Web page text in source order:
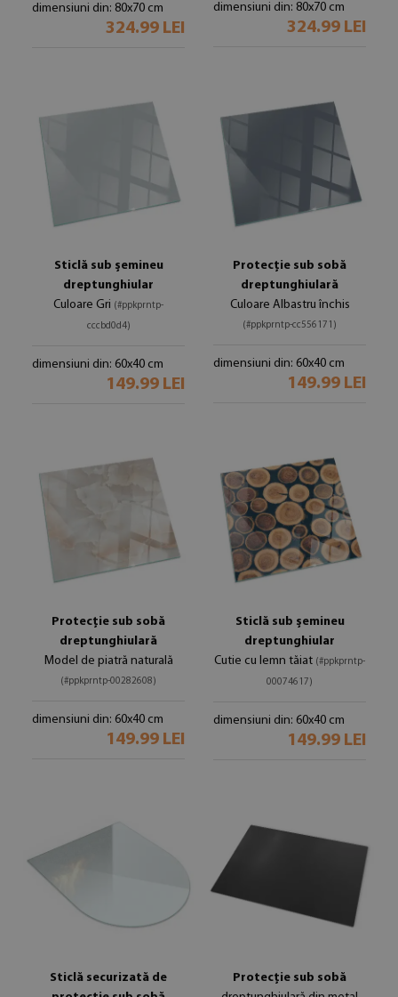
dimensiuni din: 80x70 cm
324.99 LEI
dimensiuni din: 80x70 cm
324.99 LEI
Sticlă sub șemineu
dreptunghiular
Culoare Gri (#ppkprntp-
cccbd0d4)
dimensiuni din: 60x40 cm
149.99 LEI
Protecție sub sobă
dreptunghiulară
Culoare Albastru închis
(#ppkprntp-cc556171)
dimensiuni din: 60x40 cm
149.99 LEI
Protecție sub sobă
dreptunghiulară
Model de piatră naturală
(#ppkprntp-00282608)
dimensiuni din: 60x40 cm
149.99 LEI
Sticlă sub șemineu
dreptunghiular
Cutie cu lemn tăiat (#ppkprntp-
00074617)
dimensiuni din: 60x40 cm
149.99 LEI
Sticlă securizată de
Protecție sub sobă